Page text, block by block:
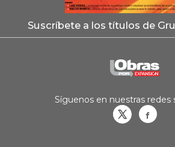
Suscríbete a los títulos de
Síguenos en nuestras redes